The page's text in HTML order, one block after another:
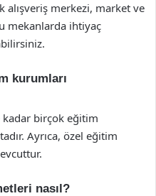
alışveriş merkezi, market ve
mekanlarda ihtiyaç
kurumları
kadar birçok eğitim
Ayrıca, özel eğitim
nasıl?